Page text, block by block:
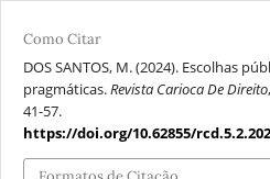
Como Citar
DOS SANTOS, M. (2024). Escolhas
pragmáticas.Revista Carioca De Direito
41-57.
https://doi.org/10.62855/